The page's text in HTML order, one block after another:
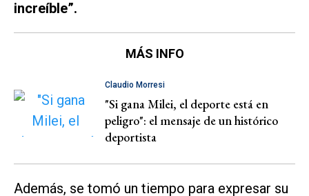
increíble”.
MÁS INFO
Claudio Morresi
"Si gana Milei, el deporte está en
peligro": el mensaje de un histórico
deportista
Además, se tomó un tiempo para expresar su